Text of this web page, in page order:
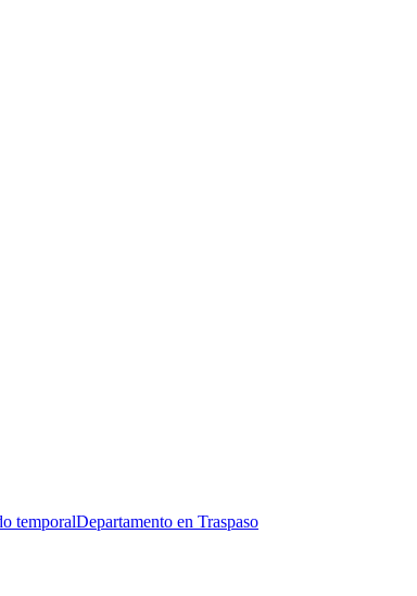
temporalDepartamento en Traspaso